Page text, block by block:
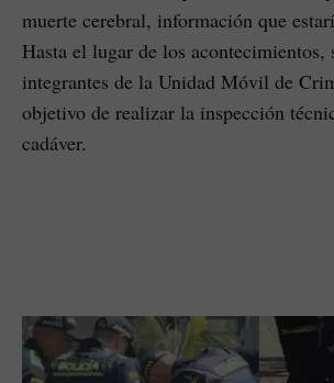
muerte cerebral, información que
Hasta el lugar de los acontecimientos,
integrantes de la Unidad Móvil de
objetivo de realizar la inspección
cadáver.